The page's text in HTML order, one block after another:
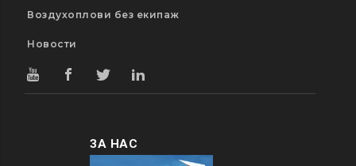
Воздухоплови без екипаж
Новости
ЗА НАС